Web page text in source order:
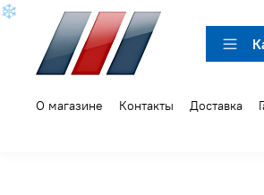
❄
О магазине Контакты Доставка